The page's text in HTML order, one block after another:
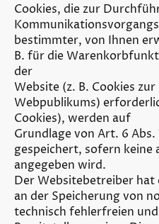
Cookies, die zur
bestimmter, von Ihnen
B. für die
der
Website (z. B. Cookies
Webpublikums)
Cookies), werden auf
Grundlage von Art. 6 Abs.
gespeichert, sofern keine
angegeben wird.
Der Websitebetreiber
an der Speicherung von
technisch fehlerfreien